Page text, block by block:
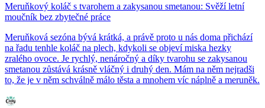
Meruňkový koláč s tvarohem a zakysanou smetanou: Svěží letní
moučník bez zbytečné práce
Meruňková sezóna bývá krátká, a právě proto u nás doma přichází
na řadu tenhle koláč na plech, kdykoli se objeví miska hezky
zralého ovoce. Je rychlý, nenáročný a díky tvarohu se zakysanou
smetanou zůstává krásně vláčný i druhý den. Mám na něm nejradši
to, že je v něm schválně málo těsta a mnohem víc náplně a meruněk.